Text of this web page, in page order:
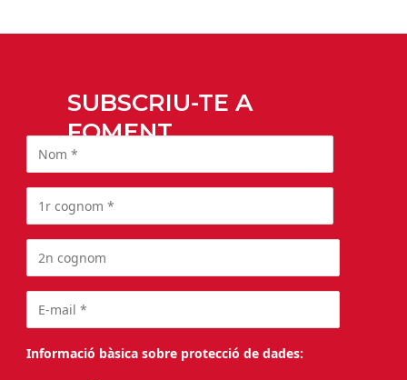
SUBSCRIU-TE A
FOMENT
Informació bàsica sobre protecció de dades: